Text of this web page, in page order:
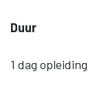
Duur
1 dag opleiding